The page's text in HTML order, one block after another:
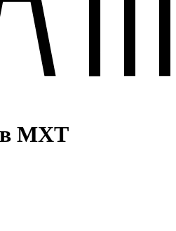
в МХТ